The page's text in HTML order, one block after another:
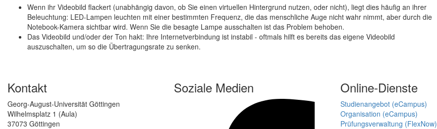
Wenn ihr Videobild flackert (unabhängig davon, ob Sie einen virtuellen Hintergrund nutzen, oder nicht), liegt dies häufig an ihrer
Beleuchtung: LED-Lampen leuchten mit einer bestimmten Frequenz, die das menschliche Auge nicht wahr nimmt, aber durch die
Notebook-Kamera sichtbar wird. Wenn Sie die besagte Lampe ausschalten ist das Problem behoben.
Das Videobild und/oder der Ton hakt: Ihre Internetverbindung ist instabil - oftmals hilft es bereits das eigene Videobild
auszuschalten, um so die Übertragungsrate zu senken.
Kontakt
Georg-August-Universität Göttingen
Wilhelmsplatz 1 (Aula)
37073 Göttingen
Soziale Medien Online-Dienste
Studienangebot (eCampus)
Organisation (eCampus)
Prüfungsverwaltung (FlexNow)